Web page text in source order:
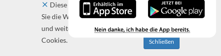
Diese Website verwendet Cookies. Indem
Sie die Website und ihre Angebote nutzen
und weiter navigieren, akzeptieren Sie diese
Cookies.
Schließen